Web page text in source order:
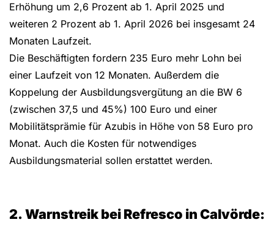
Erhöhung um 2,6 Prozent ab 1. April 2025 und
weiteren 2 Prozent ab 1. April 2026 bei insgesamt 24
Monaten Laufzeit.
Die Beschäftigten fordern 235 Euro mehr Lohn bei
einer Laufzeit von 12 Monaten. Außerdem die
Koppelung der Ausbildungsvergütung an die BW 6
(zwischen 37,5 und 45%) 100 Euro und einer
Mobilitätsprämie für Azubis in Höhe von 58 Euro pro
Monat. Auch die Kosten für notwendiges
Ausbildungsmaterial sollen erstattet werden.
2. Warnstreik bei Refresco in Calvörde: